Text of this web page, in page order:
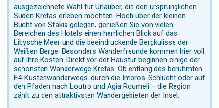
ausgezeichnete Wahl für Urlauber, die den ursprünglichen
Süden Kretas erleben möchten. Hoch über der kleinen
Bucht von Sfakia gelegen, genießen Sie von vielen
Bereichen des Hotels einen herrlichen Blick auf das
Libysche Meer und die beeindruckende Bergkulisse der
Weißen Berge. Besonders Wanderfreunde kommen hier voll
auf ihre Kosten: Direkt vor der Haustür beginnen einige der
schönsten Wanderwege Kretas. Ob entlang des berühmten
E4-Küstenwanderwegs, durch die Imbros-Schlucht oder auf
den Pfaden nach Loutro und Agia Roumeli – die Region
zählt zu den attraktivsten Wandergebieten der Insel.